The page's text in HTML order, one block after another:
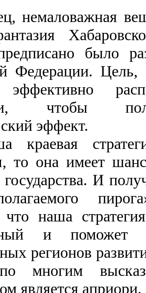
немаловажная
было
Федерации. Цель,
эффективно
чтобы
эффект.
краевая
то она имеет
государства. И
что наша
и
регионов
многим
является априори.